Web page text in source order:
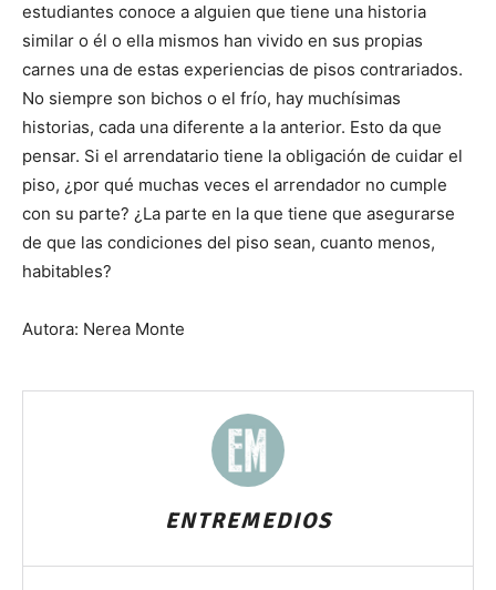
estudiantes conoce a alguien que tiene una historia
similar o él o ella mismos han vivido en sus propias
carnes una de estas experiencias de pisos contrariados.
No siempre son bichos o el frío, hay muchísimas
historias, cada una diferente a la anterior. Esto da que
pensar. Si el arrendatario tiene la obligación de cuidar el
piso, ¿por qué muchas veces el arrendador no cumple
con su parte? ¿La parte en la que tiene que asegurarse
de que las condiciones del piso sean, cuanto menos,
habitables?
Autora: Nerea Monte
ENTREMEDIOS